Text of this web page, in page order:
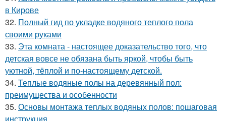
в Кирове
32. Полный гид по укладке водяного теплого пола
своими руками
33. Эта комната - настоящее доказательство того, что
детская вовсе не обязана быть яркой, чтобы быть
уютной, тёплой и по-настоящему детской.
34. Теплые водяные полы на деревянный пол:
преимущества и особенности
35. Основы монтажа теплых водяных полов: пошаговая